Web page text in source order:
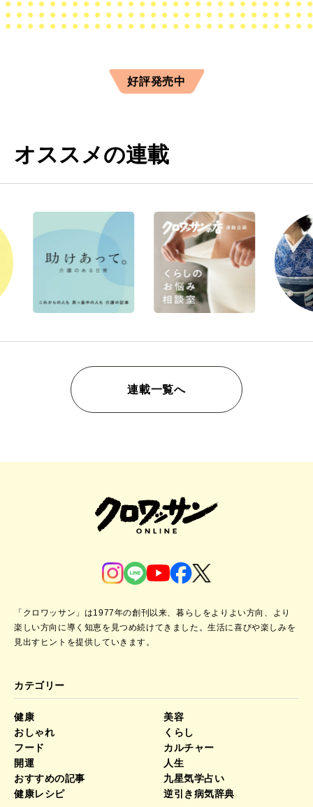
好評発売中
オススメの連載
連載一覧へ
「クロワッサン」は1977年の創刊以来、暮らしをよりよい方向、より
楽しい方向に導く知恵を見つめ続けてきました。生活に喜びや楽しみを
見出すヒントを提供していきます。
カテゴリー
健康
美容
おしゃれ
くらし
フード
カルチャー
開運
人生
おすすめの記事
九星気学占い
健康レシピ
逆引き病気辞典